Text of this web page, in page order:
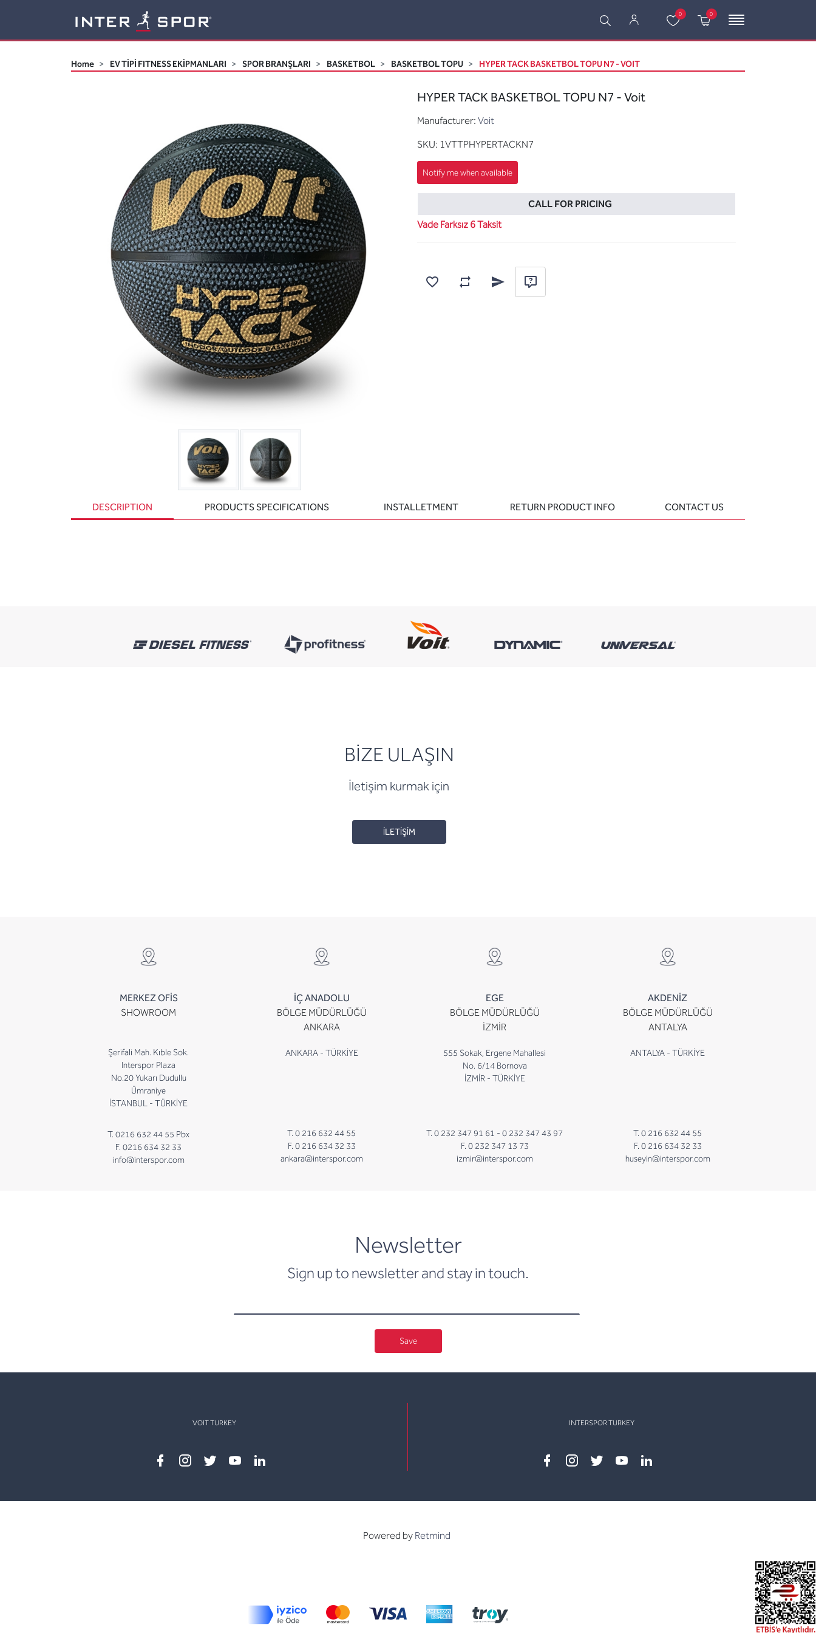
0 0
Home EV TİPİ FITNESS EKİPMANLARI SPOR BRANŞLARI BASKETBOL BASKETBOL TOPU HYPER TACK BASKETBOL TOPU N7 - VOIT
HYPER TACK BASKETBOL TOPU N7 - Voit
Manufacturer: Voit
SKU: 1VTTPHYPERTACKN7
CALL FOR PRICING
Vade Farksız 6 Taksit
Add to wishlistAdd to compare list
Email a friendAsk question
DESCRIPTION PRODUCTS SPECIFICATIONS INSTALLETMENT RETURN PRODUCT INFO CONTACT US
BİZE ULAŞIN
İletişim kurmak için
İLETİŞİM
MERKEZ OFİS
SHOWROOM
Şerifali Mah. Kıble Sok.
Interspor Plaza
No.20 Yukarı Dudullu
Ümraniye
İSTANBUL - TÜRKİYE
T. 0216 632 44 55 Pbx
F. 0216 634 32 33
info@interspor.com
İÇ ANADOLU
BÖLGE MÜDÜRLÜĞÜ
ANKARA
ANKARA - TÜRKİYE
T. 0 216 632 44 55
F. 0 216 634 32 33
ankara@interspor.com
EGE
BÖLGE MÜDÜRLÜĞÜ
İZMİR
555 Sokak, Ergene Mahallesi
No. 6/14 Bornova
İZMİR - TÜRKİYE
T. 0 232 347 91 61 - 0 232 347 43 97
F. 0 232 347 13 73
izmir@interspor.com
AKDENİZ
BÖLGE MÜDÜRLÜĞÜ
ANTALYA
ANTALYA - TÜRKİYE
T. 0 216 632 44 55
F. 0 216 634 32 33
huseyin@interspor.com
Newsletter
Sign up to newsletter and stay in touch.
newsletter
Save
VOIT TURKEY INTERSPOR TURKEY
Powered by Retmind